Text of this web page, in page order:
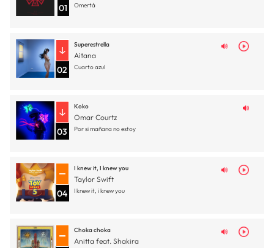
01 Omertá
02
Superestrella
Aitana
Cuarto azul
03
Koko
Omar Courtz
Por si mañana no estoy
04
I knew it, I knew you
Taylor Swift
I knew it, i knew you
Choka choka
Anitta feat. Shakira